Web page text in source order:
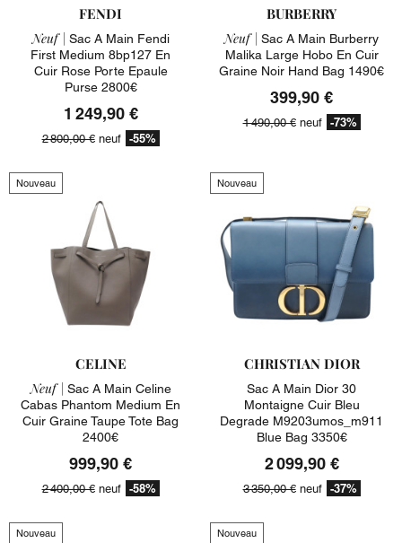
FENDI
Neuf | Sac A Main Fendi
First Medium 8bp127 En
Cuir Rose Porte Epaule
Purse 2800€
1 249,90 €
2 800,00 €neuf -55%
BURBERRY
Neuf | Sac A Main Burberry
Malika Large Hobo En Cuir
Graine Noir Hand Bag 1490€
399,90 €
1 490,00 €neuf -73%
Nouveau
CELINE
Neuf | Sac A Main Celine
Cabas Phantom Medium En
Cuir Graine Taupe Tote Bag
2400€
999,90 €
2 400,00 €neuf -58%
Nouveau
CHRISTIAN DIOR
Sac A Main Dior 30
Montaigne Cuir Bleu
Degrade M9203umos_m911
Blue Bag 3350€
2 099,90 €
3 350,00 €neuf -37%
Nouveau Nouveau